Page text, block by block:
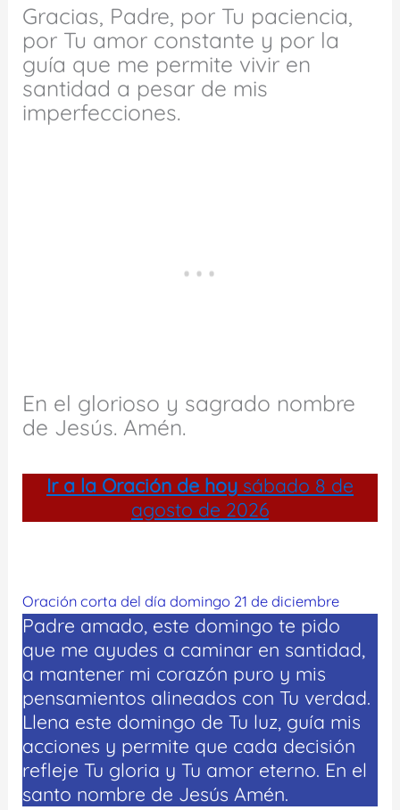
Gracias, Padre, por Tu paciencia,
por Tu amor constante y por la
guía que me permite vivir en
santidad a pesar de mis
imperfecciones.
En el glorioso y sagrado nombre
de Jesús. Amén.
Ir a la Oración de hoy sábado 8 de
agosto de 2026
Oración corta del día domingo 21 de diciembre
Padre amado, este domingo te pido
que me ayudes a caminar en santidad,
a mantener mi corazón puro y mis
pensamientos alineados con Tu verdad.
Llena este domingo de Tu luz, guía mis
acciones y permite que cada decisión
refleje Tu gloria y Tu amor eterno. En el
santo nombre de Jesús Amén.